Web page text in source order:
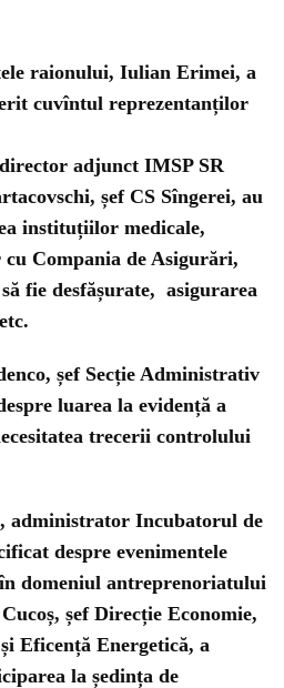
raionului, Iulian Erimei, a
cuvîntul reprezentanților
adjunct IMSP SR
șef CS Sîngerei, au
instituțiilor medicale,
Compania de Asigurări,
fie desfășurate, asigurarea
șef Secție Administrativ
luarea la evidență a
trecerii controlului
administrator Incubatorul de
despre evenimentele
domeniul antreprenoriatului
șef Direcție Economie,
Eficență Energetică, a
la ședința de